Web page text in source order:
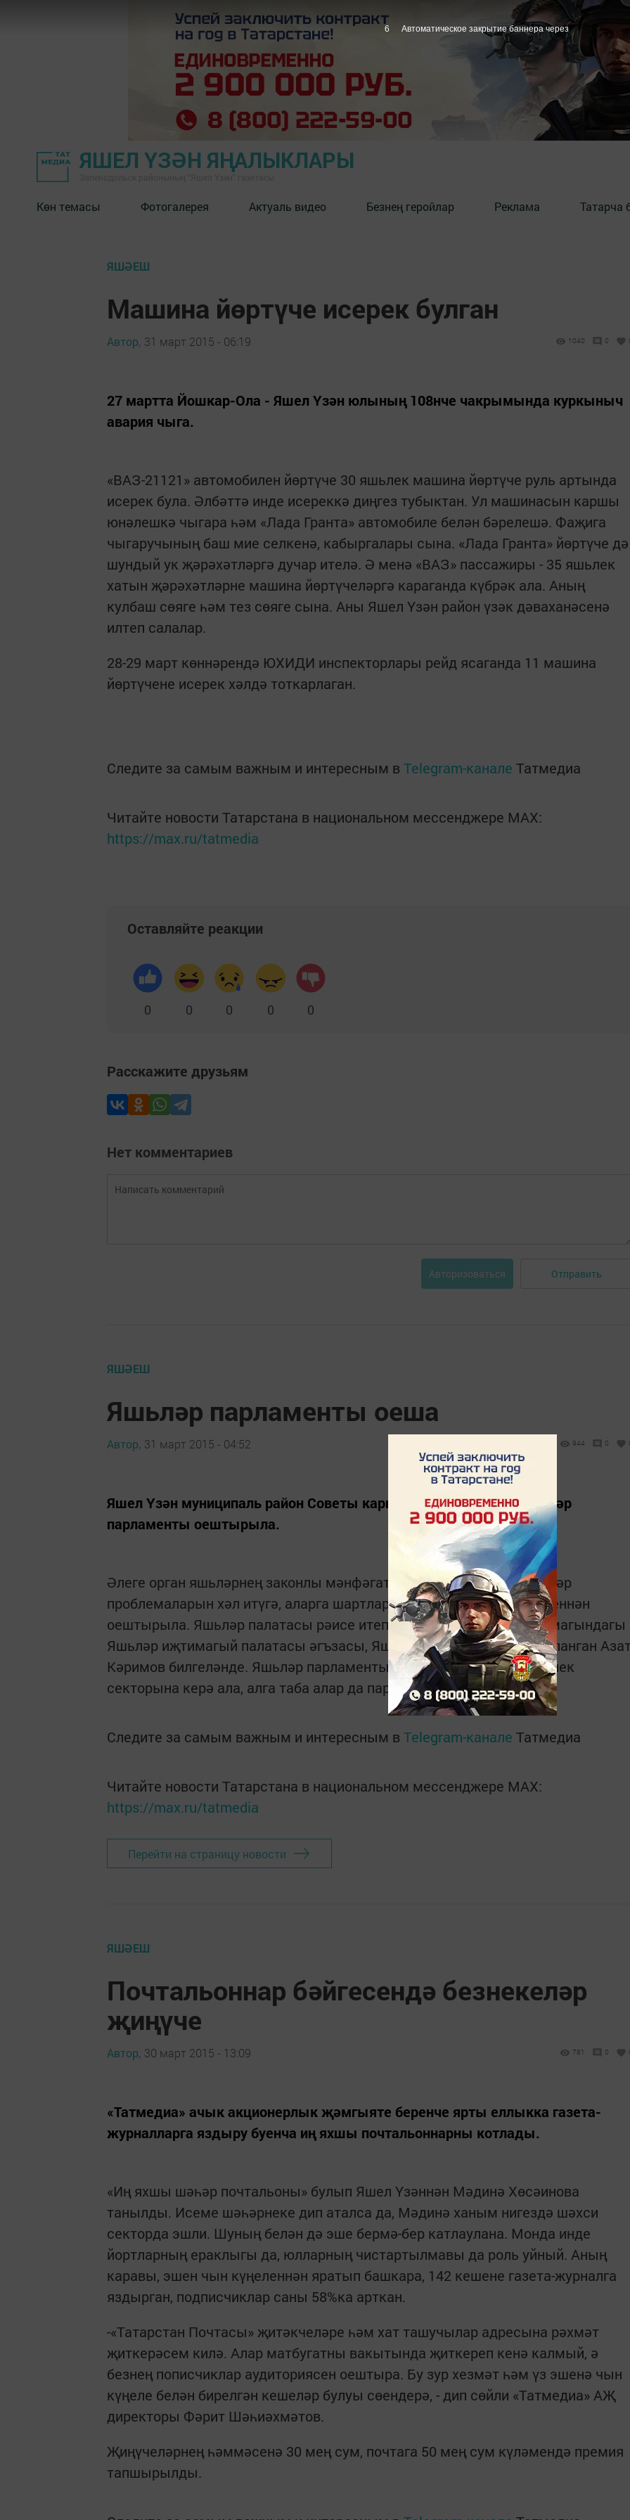
ЯШЕЛ ҮЗӘН ЯҢАЛЫКЛАРЫ
Көн темасы Фотогалерея Актуаль видео Безнең геройлар Реклама Татарча
ЯШӘЕШ
Машина йөртүче исерек булган
Автор, 31 март 2015 - 06:19 1040 0
27 мартта Йошкар-Ола - Яшел Үзән юлының 108нче чакрымында куркыныч
авария чыга.
«ВАЗ-21121» автомобилен йөртүче 30 яшьлек машина йөртүче руль артында
исерек була. Әлбәттә инде исереккә диңгез тубыктан. Ул машинасын каршы
юнәлешкә чыгара һәм «Лада Гранта» автомобиле белән бәрелешә. Фаҗига
чыгаручының баш мие селкенә, кабыргалары сына. «Лада Гранта» йөртүче дә
шундый ук җәрәхәтләргә дучар ителә. Ә менә «ВАЗ» пассажиры - 35 яшьлек
хатын җәрәхәтләрне машина йөртүчеләргә караганда күбрәк ала. Аның
кулбаш сөяге һәм тез сөяге сына. Аны Яшел Үзән район үзәк дәваханәсенә
илтеп салалар.
28-29 март көннәрендә ЮХИДИ инспекторлары рейд ясаганда 11 машина
йөртүчене исерек хәлдә тоткарлаган.
Следите за самым важным и интересным в Telegram-канале Татмедиа
Читайте новости Татарстана в национальном мессенджере MАХ:
https://max.ru/tatmedia
Оставляйте реакции
0 0 0 0 0
Расскажите друзьям
Нет комментариев
Авторизоваться Отправить
ЯШӘЕШ
Яшьләр парламенты оеша
Автор, 31 март 2015 - 04:52 944 0
Яшел Үзән муниципаль район Советы каршында муниципаль яшьләр
парламенты оештырыла.
Әлеге орган яшьләрнең законлы мәнфәгатьләрен кайгыртуга, яшьләр
проблемаларын хәл итүгә, аларга шартлар тудыруга ярдәм итү йөзеннән
оештырыла. Яшьләр палатасы рәисе итеп ТР Дәүләт Советы карамагындагы
Яшьләр иҗтимагый палатасы әгъзасы, Яшел Үзән районыннан сайланган
Кәримов билгеләнде. Яшьләр парламентына кермәүчеләр күзәтчелек
секторына керә ала, алга таба алар да парламентта эшли алачак.
Следите за самым важным и интересным в Telegram-канале Татмедиа
Читайте новости Татарстана в национальном мессенджере MАХ:
https://max.ru/tatmedia
Перейти на страницу новости
ЯШӘЕШ
Почтальоннар бәйгесендә безнекеләр
җиңүче
Автор, 30 март 2015 - 13:09 781 0
«Татмедиа» ачык акционерлык җәмгыяте беренче ярты еллыкка газета-
журналларга яздыру буенча иң яхшы почтальоннарны котлады.
«Иң яхшы шәһәр почтальоны» булып Яшел Үзәннән Мәдинә Хөсәинова
танылды. Исеме шәһәрнеке дип аталса да, Мәдинә ханым нигездә шәхси
секторда эшли. Шуның белән дә эше бермә-бер катлаулана. Монда инде
йортларның ераклыгы да, юлларның чистартылмавы да роль уйный. Аның
каравы, эшен чын күңеленнән яратып башкара, 142 кешене газета-журналга
яздырган, подписчиклар саны 58%ка арткан.
-«Татарстан Почтасы» җитәкчеләре һәм хат ташучылар адресына рәхмәт
җиткерәсем килә. Алар матбугатны вакытында җиткереп кенә калмый, ә
безнең пописчиклар аудиториясен оештыра. Бу зур хезмәт һәм үз эшенә чын
күңеле белән бирелгән кешеләр булуы сөендерә, - дип сөйли «Татмедиа» АҖ
директоры Фәрит Шәһиәхмәтов.
Җиңүчеләрнең һәммәсенә 30 мең сум, почтага 50 мең сум күләмендә премия
тапшырылды.
5 Автоматическое закрытие баннера через